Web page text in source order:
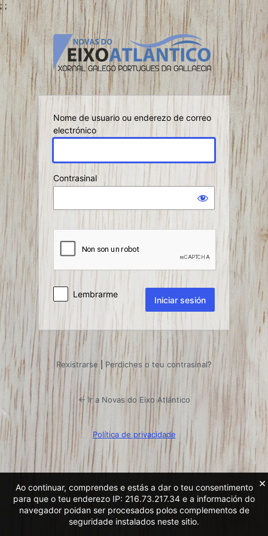
; ;
Iniciar
sesión
Nome de usuario ou enderezo de correo
electrónico
Contrasinal
Lembrarme
Rexistrarse Perdiches o teu contrasinal?
← Ir a Novas do Eixo Atlántico
Política de privacidade
Ao continuar, comprendes e estás a dar o teu consentimento
para que o teu enderezo IP: 216.73.217.34 e a información do
navegador poidan ser procesados ​​polos complementos de
seguridade instalados neste sitio.
×